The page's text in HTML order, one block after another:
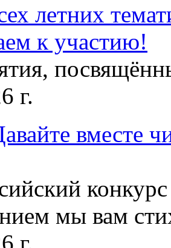
летних
к участию!
г.
вместе
мы вам
г.